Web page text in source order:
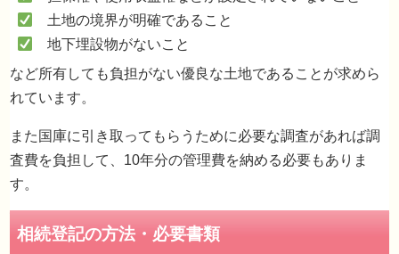
相続土地国庫帰属制度
土地の境界が明確であること
地下埋設物がないこと
など所有しても負担がない優良な土地であることが求めら
れています。
また国庫に引き取ってもらうために必要な調査があれば調
査費を負担して、10年分の管理費を納める必要もありま
す。